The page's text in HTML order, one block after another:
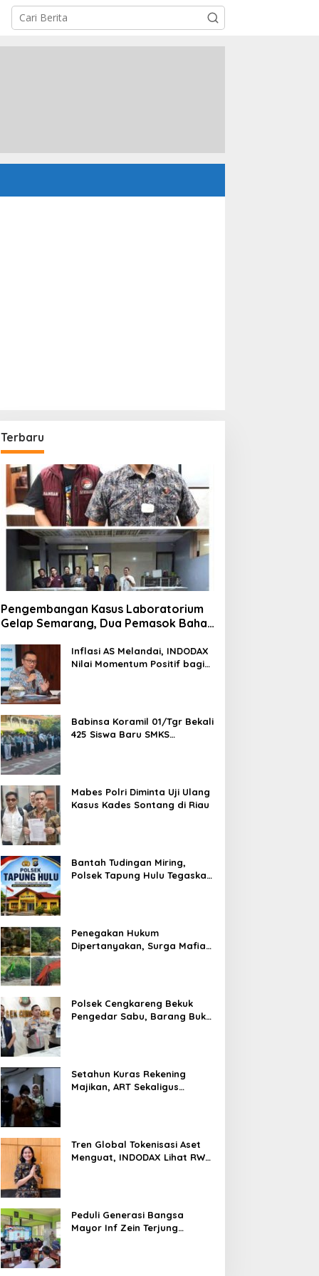
Terbaru
Pengembangan Kasus Laboratorium
Gelap Semarang, Dua Pemasok Bahan
1,5 Ton Bahan BakuInflasi AS Melandai, INDODAX
Nilai Momentum Positif bagi
Babinsa Koramil 01/Tgr Bekali
425 Siswa Baru SMKS
Mabes Polri Diminta Uji Ulang
Kasus Kades Sontang di Riau
Bantah Tudingan Miring,
Polsek Tapung Hulu Tegaskan
Penegakan Hukum
Dipertanyakan, Surga Mafia
Rusak
Polsek Cengkareng Bekuk
Pengedar Sabu, Barang Bukti
Setahun Kuras Rekening
Majikan, ART Sekaligus
Tren Global Tokenisasi Aset
Menguat, INDODAX Lihat RWA
Peduli Generasi Bangsa
Mayor Inf Zein Terjung